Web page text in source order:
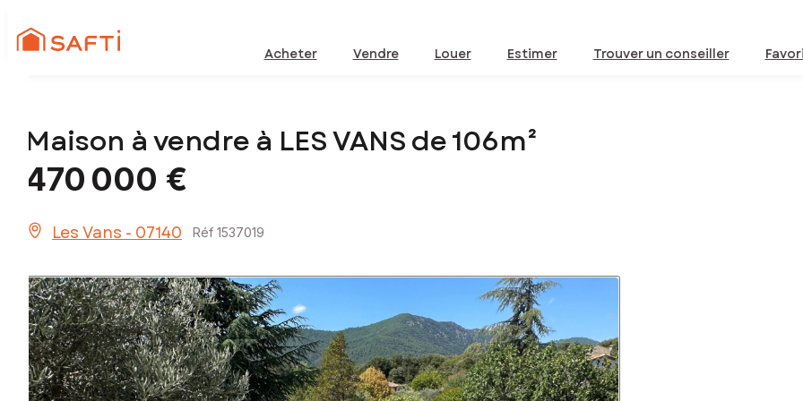
Acheter Vendre Louer Estimer Trouver un conseiller
Maison à vendre à LES VANS de 106m²
470 000 €
Les Vans - 07140 Réf 1537019